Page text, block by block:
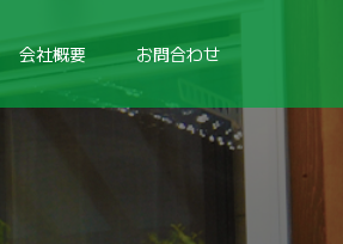
会社概要 お問合わせ